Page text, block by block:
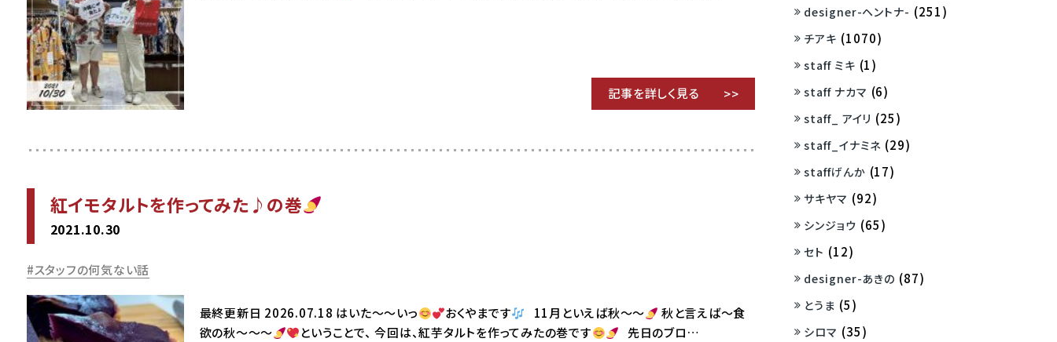
記事を詳しく見る
紅イモタルトを作ってみた♪の巻
2021.10.30
スタッフの何気ない話
最終更新日 2026.07.18 はいた～～いっ おくやまです 11月といえば秋～～
秋と言えば～食
欲の秋～～～
ということで、 今回は、紅芋タルトを作ってみたの巻です 先日のブロ…
designer-ヘントナ- (251)
チアキ (1070)
staff ミキ (1)
staff ナカマ (6)
staff_ アイリ (25)
staff_イナミネ (29)
staffげんか (17)
サキヤマ (92)
シンジョウ (65)
セト (12)
designer-あきの (87)
とうま (5)
シロマ (35)